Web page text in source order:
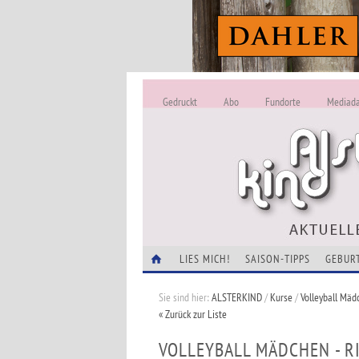
Gedruckt Abo Fundorte
LIES MICH! SAISON-TIPPS
Sie sind hier:ALSTERKIND/Kurse/Volleyball
« Zurück zur Liste
VOLLEYBALL MÄDCHEN -